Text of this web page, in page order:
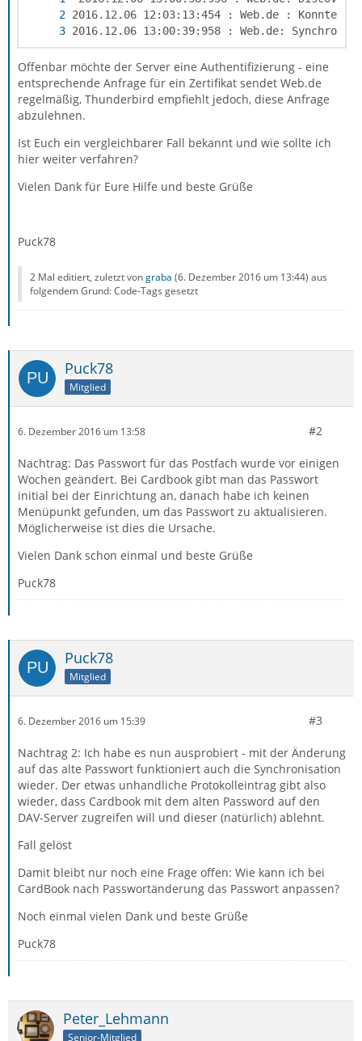
2016.12.06 13:00:39:958 : Web.de:
Offenbar möchte der Server eine Authentifizierung - eine
entsprechende Anfrage für ein Zertifikat sendet Web.de
regelmäßig, Thunderbird empfiehlt jedoch, diese Anfrage
abzulehnen.
Ist Euch ein vergleichbarer Fall bekannt und wie sollte ich
hier weiter verfahren?
Vielen Dank für Eure Hilfe und beste Grüße
Puck78
2 Mal editiert, zuletzt vongraba (6. Dezember 2016 um 13:44) aus
folgendem Grund: Code-Tags gesetzt
Puck78
Mitglied
6. Dezember 2016 um 13:58 #2
Nachtrag: Das Passwort für das Postfach wurde vor einigen
Wochen geändert. Bei Cardbook gibt man das Passwort
initial bei der Einrichtung an, danach habe ich keinen
Menüpunkt gefunden, um das Passwort zu aktualisieren.
Möglicherweise ist dies die Ursache.
Vielen Dank schon einmal und beste Grüße
Puck78
Puck78
Mitglied
6. Dezember 2016 um 15:39 #3
Nachtrag 2: Ich habe es nun ausprobiert - mit der Änderung
auf das alte Passwort funktioniert auch die Synchronisation
wieder. Der etwas unhandliche Protokolleintrag gibt also
wieder, dass Cardbook mit dem alten Password auf den
DAV-Server zugreifen will und dieser (natürlich) ablehnt.
Fall gelöst
Damit bleibt nur noch eine Frage offen: Wie kann ich bei
CardBook nach Passwortänderung das Passwort anpassen?
Noch einmal vielen Dank und beste Grüße
Puck78
Peter_Lehmann
Senior-Mitglied